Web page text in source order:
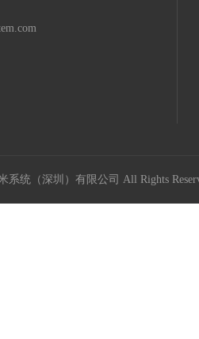
系统（深圳）有限公司 All Rights